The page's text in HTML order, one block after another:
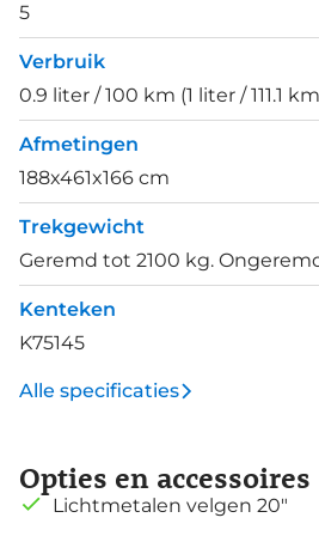
5
Verbruik
0.9 liter / 100 km (1 liter / 111.1
Afmetingen
188x461x166 cm
Trekgewicht
Geremd tot 2100 kg.
Kenteken
K75145
Alle specificaties
Opties en accessoires
Lichtmetalen velgen 20"